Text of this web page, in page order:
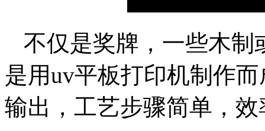
不仅是奖牌，一些木制
是用uv平板打印机制作
输出，工艺步骤简单，效